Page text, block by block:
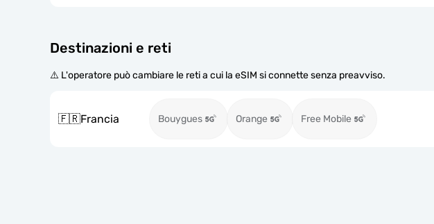
Destinazioni e reti
⚠️ L'operatore può cambiare le reti a cui la eSIM si connette senza preavviso.
🇫🇷Francia Bouygues Orange Free Mobile